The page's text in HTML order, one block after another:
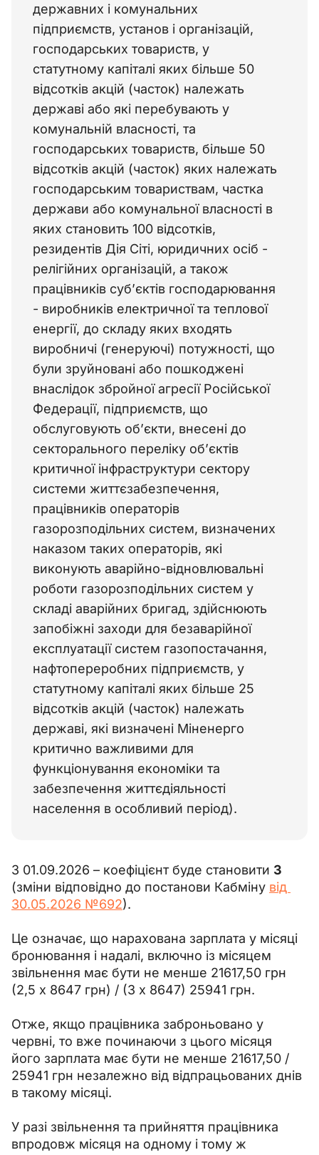
державних і комунальних
підприємств, установ і організацій,
господарських товариств, у
статутному капіталі яких більше 50
відсотків акцій (часток) належать
державі або які перебувають у
комунальній власності, та
господарських товариств, більше 50
відсотків акцій (часток) яких належать
господарським товариствам, частка
держави або комунальної власності в
яких становить 100 відсотків,
резидентів Дія Сіті, юридичних осіб -
релігійних організацій, а також
працівників суб’єктів господарювання
- виробників електричної та теплової
енергії, до складу яких входять
виробничі (генеруючі) потужності, що
були зруйновані або пошкоджені
внаслідок збройної агресії Російської
Федерації, підприємств, що
обслуговують об’єкти, внесені до
секторального переліку об’єктів
критичної інфраструктури сектору
системи життєзабезпечення,
працівників операторів
газорозподільних систем, визначених
наказом таких операторів, які
виконують аварійно-відновлювальні
роботи газорозподільних систем у
складі аварійних бригад, здійснюють
запобіжні заходи для безаварійної
експлуатації систем газопостачання,
нафтопереробних підприємств, у
статутному капіталі яких більше 25
відсотків акцій (часток) належать
державі, які визначені Міненерго
критично важливими для
функціонування економіки та
забезпечення життєдіяльності
населення в особливий період).
З 01.09.2026 – коефіцієнт буде становити 3
(зміни відповідно до постанови Кабміну від
30.05.2026 №692).
Це означає, що нарахована зарплата у місяці
бронювання і надалі, включно із місяцем
звільнення має бути не менше 21617,50 грн
(2,5 х 8647 грн) / (3 х 8647) 25941 грн.
Отже, якщо працівника заброньовано у
червні, то вже починаючи з цього місяця
його зарплата має бути не менше 21617,50 /
25941 грн незалежно від відпрацьованих днів
в такому місяці.
У разі звільнення та прийняття працівника
впродовж місяця на одному і тому ж